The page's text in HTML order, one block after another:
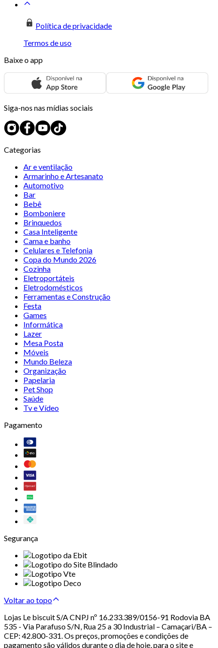
Política de privacidade
Termos de uso
Baixe o app
Siga-nos nas mídias sociais
Categorias
Ar e ventilação
Armarinho e Artesanato
Automotivo
Bar
Bebê
Bomboniere
Brinquedos
Casa Inteligente
Cama e banho
Celulares e Telefonia
Copa do Mundo 2026
Cozinha
Eletroportáteis
Eletrodomésticos
Ferramentas e Construção
Festa
Games
Informática
Lazer
Mesa Posta
Móveis
Mundo Beleza
Organização
Papelaria
Pet Shop
Saúde
Tv e Vídeo
Pagamento
Segurança
Voltar ao topo
Lojas Le biscuit S/A CNPJ nº 16.233.389/0156-91 Rodovia BA
535 - Via Parafuso S/N, Rua 25 a 30 Industrial – Camaçari/BA –
CEP: 42.800-331. Os preços, promoções e condições de
pagamento são válidos durante o dia de hoje, para o site e